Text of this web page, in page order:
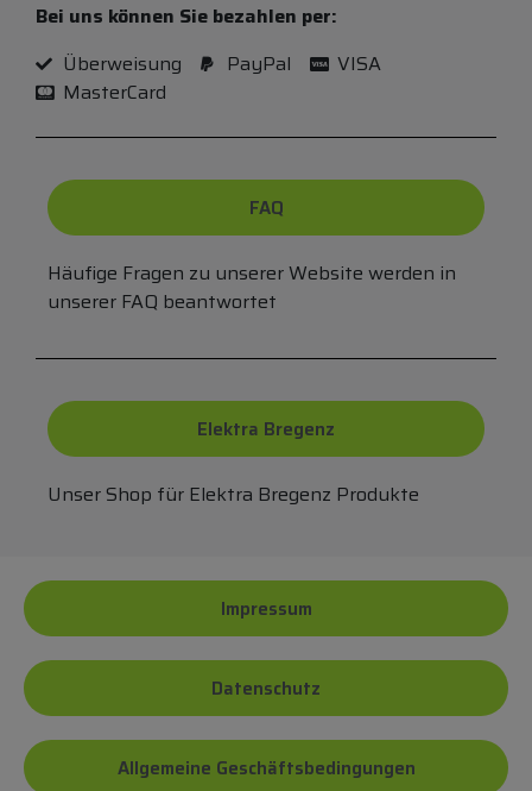
Bei uns können Sie bezahlen per:
Überweisung
PayPal
VISA
MasterCard
FAQ
Häufige Fragen zu unserer Website werden in
unserer FAQ beantwortet
Elektra Bregenz
Unser Shop für Elektra Bregenz Produkte
Impressum
Datenschutz
Allgemeine Geschäftsbedingungen